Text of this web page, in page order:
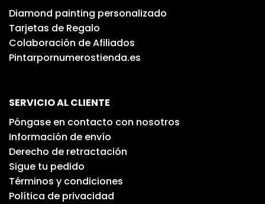
Diamond painting personalizado
Tarjetas de Regalo
Colaboración de Afiliados
Pintarpornumerostienda.es
SERVICIO AL CLIENTE
Póngase en contacto con nosotros
Información de envío
Derecho de retractación
Sigue tu pedido
Términos y condiciones
Política de privacidad